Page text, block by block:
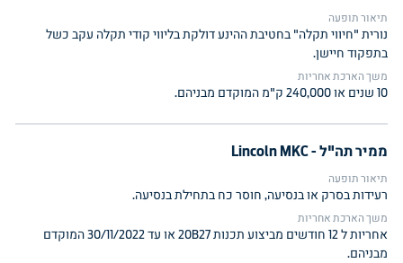
תיאור תופעה
נורית "חיווי תקלה" בחטיבת ההינע דולקת בליווי קודי תקלה עקב כשל
בתפקוד חיישן.
משך הארכת אחריות
10 שנים או 240,000 ק"מ המוקדם מבניהם.
ממיר תה"ל - Lincoln MKC
תיאור תופעה
רעידות בסרק או בנסיעה, חוסר כח בתחילת בנסיעה.
משך הארכת אחריות
אחריות ל 12 חודשים מביצוע תכנות 20B27 או עד 30/11/2022 המוקדם
מבניהם.